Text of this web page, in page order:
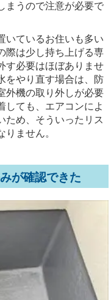
まうので注意が必要で
いているお住いも多い
際は少し持ち上げる専
す必要はほぼありませ
をやり直す場合は、防
外機の取り外しが必要
しても、エアコンによ
ため、そういったリス
ません。
が確認できた